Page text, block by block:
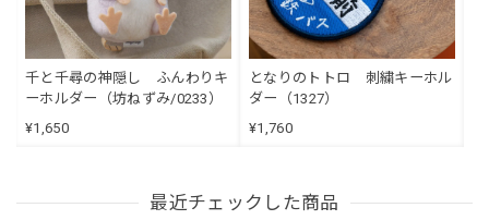
千と千尋の神隠し ふんわりキ
ーホルダー（坊ねずみ/0233）
¥1,650
となりのトトロ 刺繍キーホル
ダー（1327）
¥1,760
最近チェックした商品